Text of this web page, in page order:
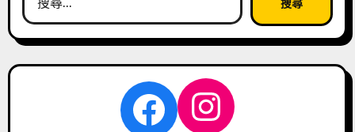
尋
關
Facebook